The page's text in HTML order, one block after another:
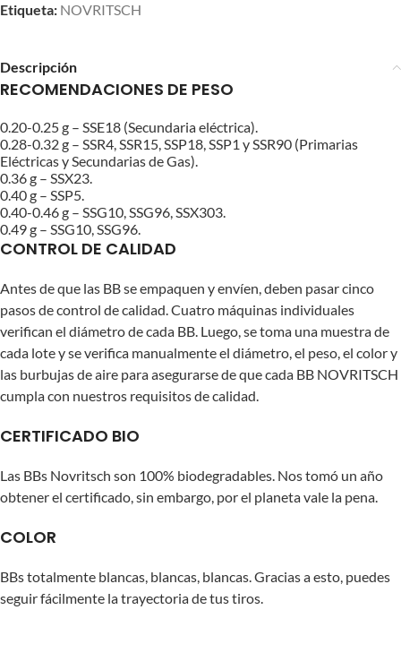
Etiqueta: NOVRITSCH
Descripción
RECOMENDACIONES DE PESO
0.20-0.25 g – SSE18 (Secundaria eléctrica).
0.28-0.32 g – SSR4, SSR15, SSP18, SSP1 y SSR90 (Primarias
Eléctricas y Secundarias de Gas).
0.36 g – SSX23.
0.40 g – SSP5.
0.40-0.46 g – SSG10, SSG96, SSX303.
0.49 g – SSG10, SSG96.
CONTROL DE CALIDAD
Antes de que las BB se empaquen y envíen, deben pasar cinco
pasos de control de calidad. Cuatro máquinas individuales
verifican el diámetro de cada BB. Luego, se toma una muestra de
cada lote y se verifica manualmente el diámetro, el peso, el color y
las burbujas de aire para asegurarse de que cada BB NOVRITSCH
cumpla con nuestros requisitos de calidad.
CERTIFICADO BIO
Las BBs Novritsch son 100% biodegradables. Nos tomó un año
obtener el certificado, sin embargo, por el planeta vale la pena.
COLOR
BBs totalmente blancas, blancas, blancas. Gracias a esto, puedes
seguir fácilmente la trayectoria de tus tiros.